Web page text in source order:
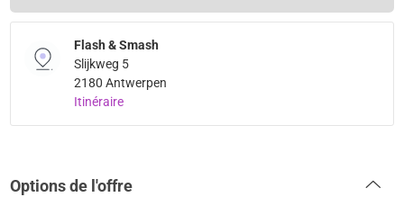
Flash & Smash
Slijkweg 5
2180 Antwerpen
Itinéraire
Options de l'offre